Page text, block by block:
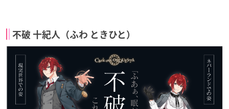
不破 十紀人（ふわ ときひと）